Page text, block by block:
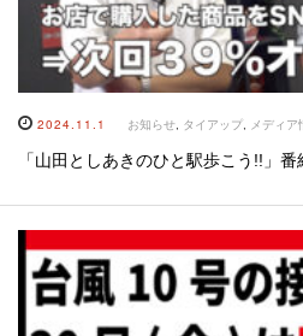
2024.11.1 お知らせ, タイアップ, メディア
「山田としあきのひと駅歩こう!!」